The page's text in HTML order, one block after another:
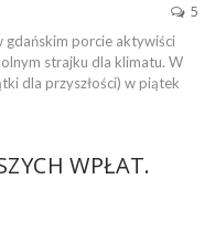
5
gdańskim porcie aktywiści
strajku dla klimatu. W
dla przyszłości) w piątek
WPŁAT.